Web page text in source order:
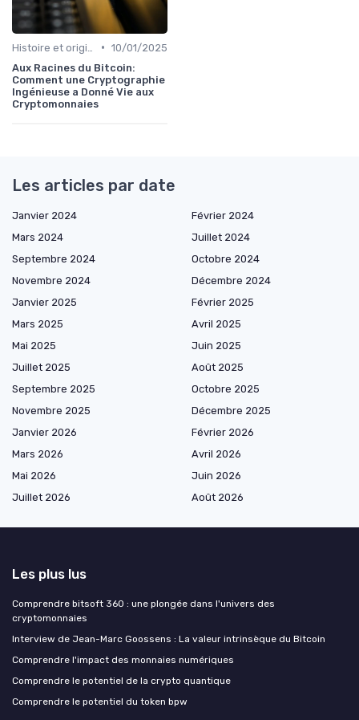
• 10/01/2025
Aux Racines du Bitcoin:
Comment une Cryptographie
Ingénieuse a Donné Vie aux
Cryptomonnaies
Les articles par date
Janvier 2024
Février 2024
Mars 2024
Juillet 2024
Septembre 2024
Octobre 2024
Novembre 2024
Décembre 2024
Janvier 2025
Février 2025
Mars 2025
Avril 2025
Mai 2025
Juin 2025
Juillet 2025
Août 2025
Septembre 2025
Octobre 2025
Novembre 2025
Décembre 2025
Janvier 2026
Février 2026
Mars 2026
Avril 2026
Mai 2026
Juin 2026
Juillet 2026
Août 2026
Les plus lus
Comprendre bitsoft 360 : une plongée dans l'univers des
cryptomonnaies
Interview de Jean-Marc Goossens : La valeur intrinsèque du Bitcoin
Comprendre l'impact des monnaies numériques
Comprendre le potentiel de la crypto quantique
Comprendre le potentiel du token bpw